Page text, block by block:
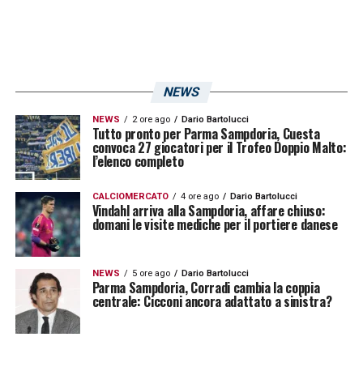
NEWS
NEWS 2 ore ago Dario Bartolucci
Tutto pronto per Parma Sampdoria, Cuesta
convoca 27 giocatori per il Trofeo Doppio Malto:
l’elenco completo
CALCIOMERCATO 4 ore ago Dario Bartolucci
Vindahl arriva alla Sampdoria, affare chiuso:
domani le visite mediche per il portiere danese
NEWS 5 ore ago Dario Bartolucci
Parma Sampdoria, Corradi cambia la coppia
centrale: Cicconi ancora adattato a sinistra?